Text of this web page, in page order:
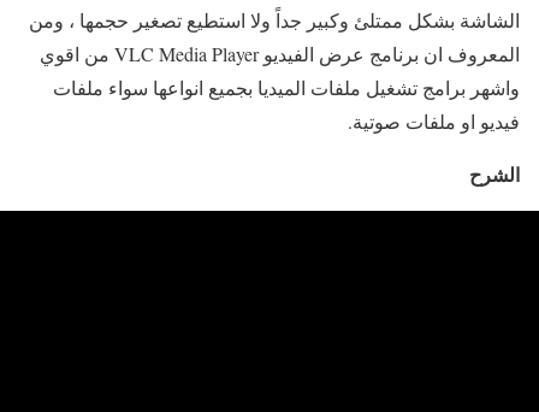
الشاشة بشكل ممتلئ وكبير جداً ولا استطيع تصغير حجمها ، ومن
المعروف ان برنامج عرض الفيديو VLC Media Player من اقوي
واشهر برامج تشغيل ملفات الميديا بجميع انواعها سواء ملفات
فيديو او ملفات صوتية.
الشرح